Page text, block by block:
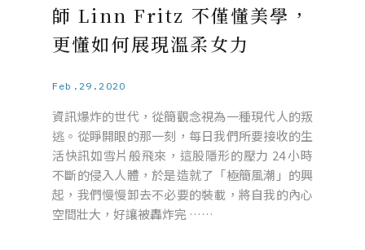
師 Linn Fritz 不僅懂美學，
更懂如何展現溫柔女力
Feb.29.2020
資訊爆炸的世代，從簡觀念視為一種現代人的叛
逃。從睜開眼的那一刻，每日我們所要接收的生
活快訊如雪片般飛來，這股隱形的壓力 24 小時
不斷的侵入人體，於是造就了「極簡風潮」的興
起，我們慢慢卸去不必要的裝載，將自我的內心
空間壯大，好讓被轟炸完 ……